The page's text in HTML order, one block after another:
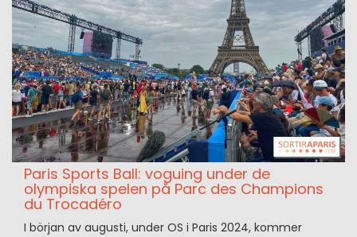
Paris Sports Ball: voguing under de
olympiska spelen på Parc des Champions
du Trocadéro
I början av augusti, under OS i Paris 2024, kommer